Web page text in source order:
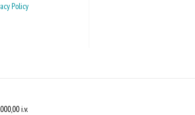
Policy
i.v.